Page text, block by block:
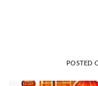
POSTED